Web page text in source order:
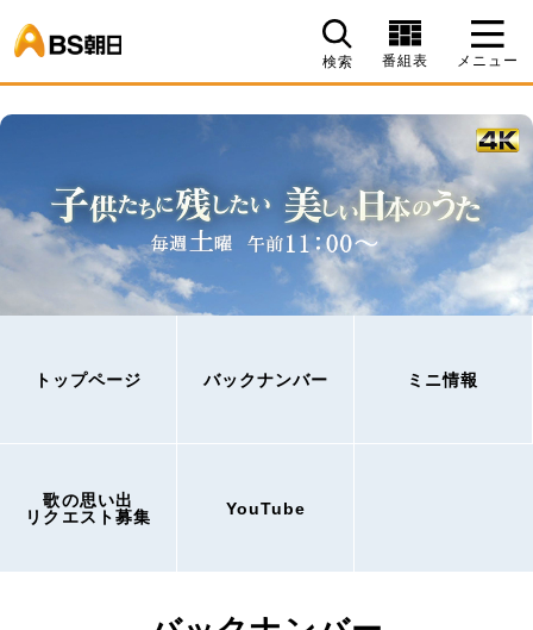
検索 番組表 メニュー
トップページ バックナンバー ミニ情報
歌の思い出
リクエスト募集
YouTube